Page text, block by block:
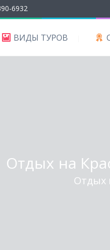
6932
ВИДЫ ТУРОВ
Отдых на
Отдых